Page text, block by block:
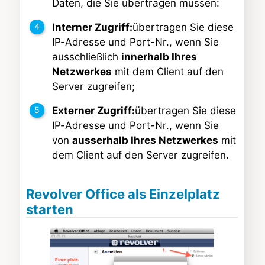
Daten, die Sie übertragen müssen:
Interner Zugriff:übertragen Sie diese
IP-Adresse und Port-Nr., wenn Sie
ausschließlich innerhalb Ihres
Netzwerkes mit dem Client auf den
Server zugreifen;
Externer Zugriff:übertragen Sie diese
IP-Adresse und Port-Nr., wenn Sie
von ausserhalb Ihres Netzwerkes mit
dem Client auf den Server zugreifen.
Revolver Office als Einzelplatz
starten